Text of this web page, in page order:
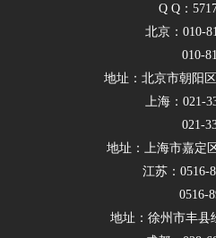
Q Q：
北京：010-
010-
地址：北京市朝阳
上海：021-
021-
地址：上海市嘉定
江苏：0516-
0516-
地址：徐州市丰县